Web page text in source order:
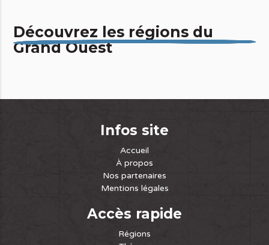
Découvrez les régions du
Grand Ouest
Infos site
Accueil
À propos
Nos partenaires
Mentions légales
Accès rapide
Régions